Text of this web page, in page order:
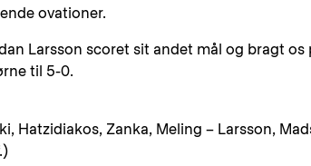
ovationer.
Larsson scoret sit andet mål og bragt os
til 5-0.
Hatzidiakos, Zanka, Meling – Larsson,